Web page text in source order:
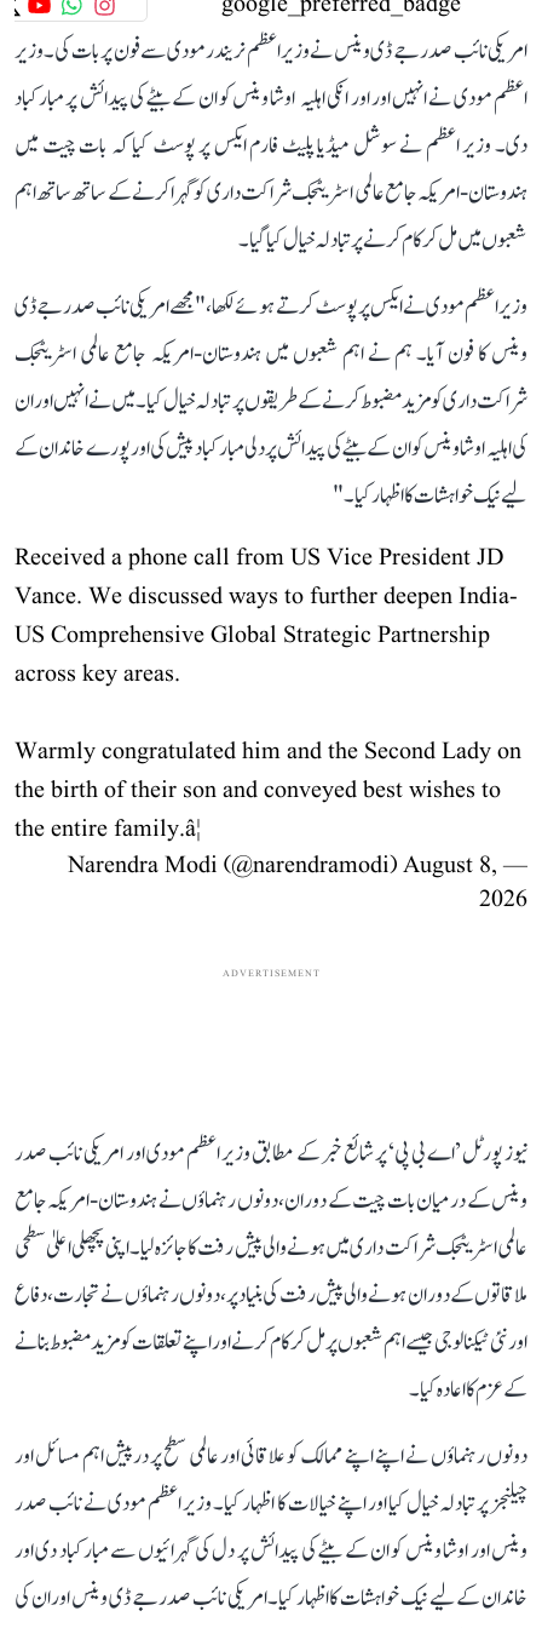
امریکی نائب صدر جے ڈی وینس نے وزیر اعظم نریندر مودی سے فون پر بات کی۔ وزیر
اعظم مودی نے انہیں اور اور انکی اہلیہ اوشا وینس کو ان کے بیٹے کی پیدائش پر مبارکباد
دی۔ وزیر اعظم نے سوشل میڈیا پلیٹ فارم ایکس پر پوسٹ کیا کہ بات چیت میں
ہندوستان-امریکہ جامع عالمی اسٹریٹجک شراکت داری کو گہرا کرنے کے ساتھ ساتھ اہم
شعبوں میں مل کر کام کرنے پر تبادلہ خیال کیا گیا۔
وزیر اعظم مودی نے ایکس پر پوسٹ کرتے ہوئے لکھا، "مجھے امریکی نائب صدر جے ڈی
وینس کا فون آیا۔ ہم نے اہم شعبوں میں ہندوستان-امریکہ جامع عالمی اسٹریٹجک
شراکت داری کو مزید مضبوط کرنے کے طریقوں پر تبادلہ خیال کیا۔ میں نے انہیں اور ان
کی اہلیہ اوشا وینس کو ان کے بیٹے کی پیدائش پر دلی مبارکباد پیش کی اور پورے خاندان کے
لیے نیک خواہشات کا اظہار کیا۔"
Received a phone call from US Vice President JD
Vance. We discussed ways to further deepen India-
US Comprehensive Global Strategic Partnership
across key areas.
Warmly congratulated him and the Second Lady on
the birth of their son and conveyed best wishes to
the entire family.â¦
— Narendra Modi (@narendramodi)
August 8,
2026
ADVERTISEMENT
نیوز پورٹل ’اے بی پی‘ پر شائع خبر کے مطابق وزیر اعظم مودی اور امریکی نائب صدر
وینس کے درمیان بات چیت کے دوران، دونوں رہنماؤں نے ہندوستان-امریکہ جامع
عالمی اسٹریٹجک شراکت داری میں ہونے والی پیش رفت کا جائزہ لیا۔ اپنی پچھلی اعلیٰ سطحی
ملاقاتوں کے دوران ہونے والی پیش رفت کی بنیاد پر، دونوں رہنماؤں نے تجارت، دفاع
اور نئی ٹیکنالوجی جیسے اہم شعبوں پر مل کر کام کرنے اور اپنے تعلقات کو مزید مضبوط بنانے
کے عزم کا اعادہ کیا۔
دونوں رہنماؤں نے اپنے اپنے ممالک کو علاقائی اور عالمی سطح پر درپیش اہم مسائل اور
چیلنجز پر تبادلہ خیال کیا اور اپنے خیالات کا اظہار کیا۔ وزیر اعظم مودی نے نائب صدر
وینس اور اوشا وینس کو ان کے بیٹے کی پیدائش پر دل کی گہرائیوں سے مبارکباد دی اور
خاندان کے لیے نیک خواہشات کا اظہار کیا۔امریکی نائب صدر جے ڈی وینس اور ان کی